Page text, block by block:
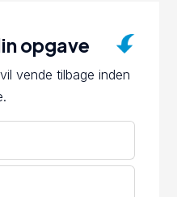
opgave
vende tilbage inden